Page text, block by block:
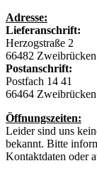
Adresse:
Lieferanschrift:
Herzogstraße 2
66482 Zweibrücken
Postanschrift:
Postfach 14 41
66464 Zweibrücken
Öffnungszeiten:
Leider sind uns
bekannt. Bitte
Kontaktdaten oder